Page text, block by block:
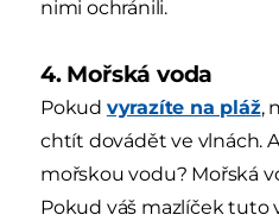
nimi ochránili.
4. Mořská voda
Pokud vyrazíte na pláž,
chtít dovádět ve vlnách.
mořskou vodu? Mořská
Pokud váš mazlíček tuto